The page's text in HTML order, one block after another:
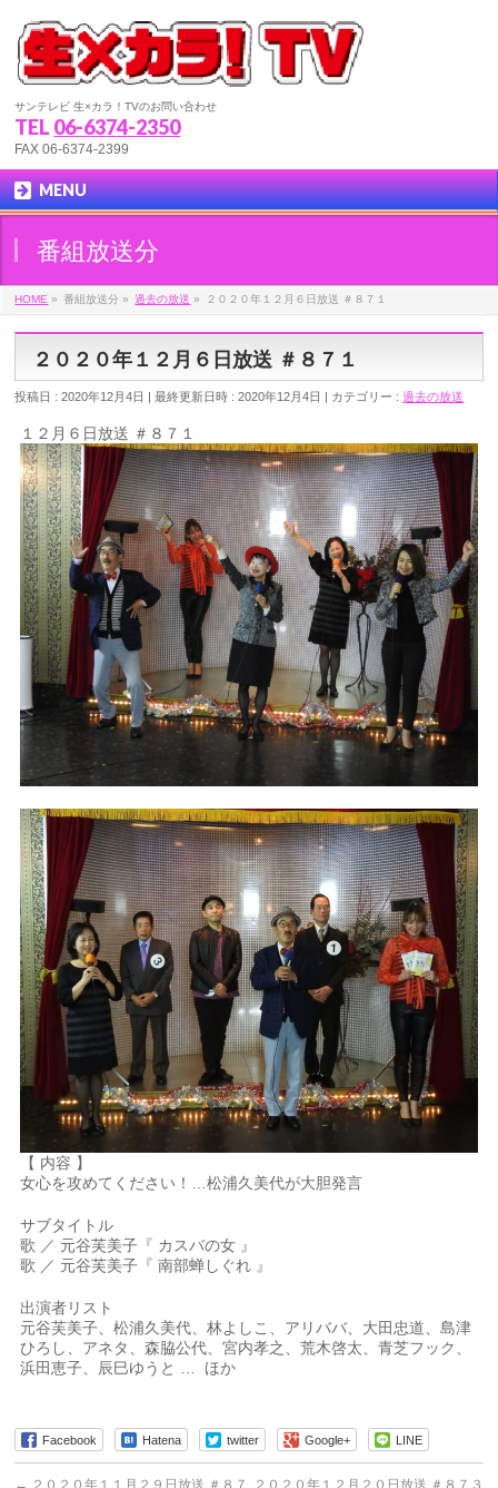
サンテレビ 生×カラ！TVのお問い合わせ
TEL 06-6374-2350
FAX 06-6374-2399
MENU
番組放送分
HOME » 番組放送分 » 過去の放送 » ２０２０年１２月６日放送 ＃８７１
２０２０年１２月６日放送 ＃８７１
投稿日 : 2020年12月4日 最終更新日時 : 2020年12月4日 カテゴリー :過去の放送
１２月６日放送 ＃８７１
【 内容 】
女心を攻めてください！…松浦久美代が大胆発言
サブタイトル
歌 ／ 元谷芙美子『 カスバの女 』
歌 ／ 元谷芙美子『 南部蝉しぐれ 』
出演者リスト
元谷芙美子、松浦久美代、林よしこ、アリババ、大田忠道、島津
ひろし、アネタ、森脇公代、宮内孝之、荒木啓太、青芝フック、
浜田恵子、辰巳ゆうと … ほか
Facebook Hatena twitter Google+ LINE
← ２０２０年１１月２９日放送 ＃８７
２０２０年１２月２０日放送 ＃８７３